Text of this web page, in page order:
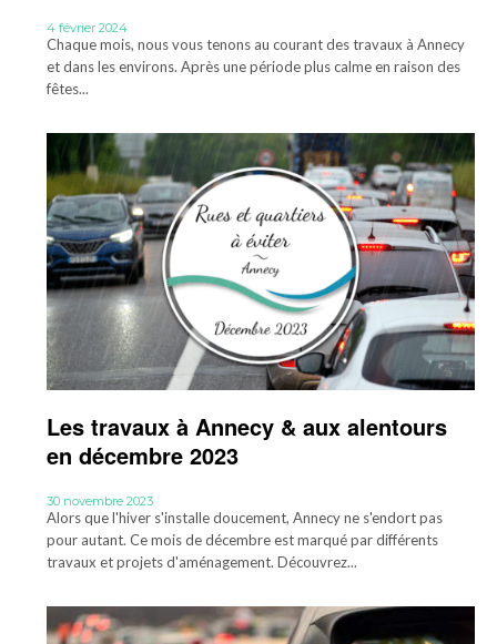
4 février 2024
Chaque mois, nous vous tenons au courant des travaux à Annecy
et dans les environs. Après une période plus calme en raison des
fêtes...
Les travaux à Annecy & aux alentours
en décembre 2023
30 novembre 2023
Alors que l'hiver s'installe doucement, Annecy ne s'endort pas
pour autant. Ce mois de décembre est marqué par différents
travaux et projets d'aménagement. Découvrez...